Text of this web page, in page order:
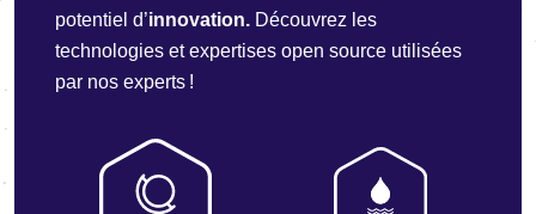
potentiel d’innovation. Découvrez les
technologies et expertises open source utilisées
par nos experts !